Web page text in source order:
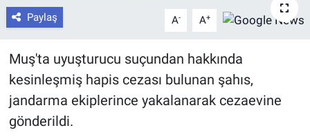
Paylaş A- A+
Muş'ta uyuşturucu suçundan hakkında
kesinleşmiş hapis cezası bulunan şahıs,
jandarma ekiplerince yakalanarak cezaevine
gönderildi.